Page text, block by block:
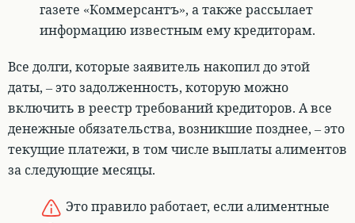
газете «Коммерсантъ», а также рассылает
информацию известным ему кредиторам.
Все долги, которые заявитель накопил до этой
даты, – это задолженность, которую можно
включить в реестр требований кредиторов. А все
денежные обязательства, возникшие позднее, – это
текущие платежи, в том числе выплаты алиментов
за следующие месяцы.
Это правило работает, если алиментные